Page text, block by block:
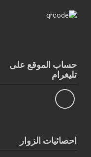
حساب الموقع على
تليغرام
احصائيات الزوار